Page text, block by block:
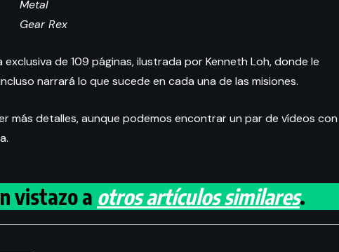
Metal
Gear Rex
de 109 páginas, ilustrada por Kenneth Loh, donde le
narrará lo que sucede en cada una de las misiones.
más detalles, aunque podemos encontrar un par de vídeos con
vistazo a otros artículos similares.